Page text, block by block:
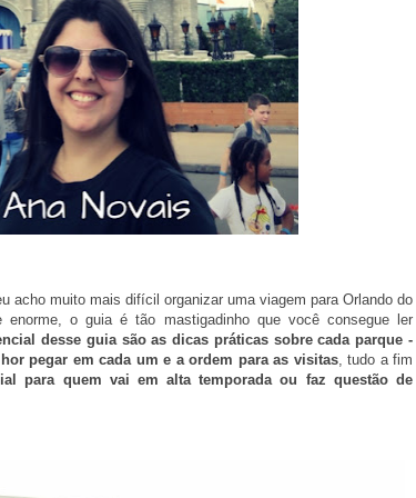
acho muito mais difícil organizar uma viagem para Orlando do
enorme, o guia é tão mastigadinho que você consegue ler
desse guia são as dicas práticas sobre cada parque -
pegar em cada um e a ordem para as visitas, tudo a fim
para quem vai em alta temporada ou faz questão de